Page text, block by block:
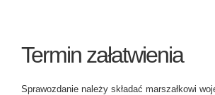
Termin załatwienia
Sprawozdanie należy składać marszałkowi